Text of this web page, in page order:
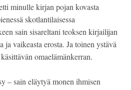
minulle kirjan pojan kovasta
skotlantilaisessa
sain sisareltani teoksen kirjailijan
vaikeasta erosta. Ja toinen ystävä
omaelämänkerran.
– sain eläytyä monen ihmisen